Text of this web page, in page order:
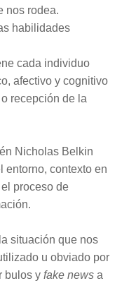
nos rodea.
habilidades
cada individuo
afectivo y cognitivo
recepción de la
Nicholas Belkin
entorno, contexto en
proceso de
situación que nos
u obviado por
bulos y fake news a